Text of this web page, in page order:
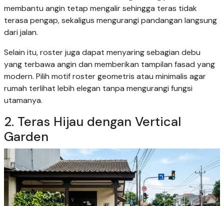
membantu angin tetap mengalir sehingga teras tidak
terasa pengap, sekaligus mengurangi pandangan langsung
dari jalan.
Selain itu, roster juga dapat menyaring sebagian debu
yang terbawa angin dan memberikan tampilan fasad yang
modern. Pilih motif roster geometris atau minimalis agar
rumah terlihat lebih elegan tanpa mengurangi fungsi
utamanya.
2. Teras Hijau dengan Vertical
Garden